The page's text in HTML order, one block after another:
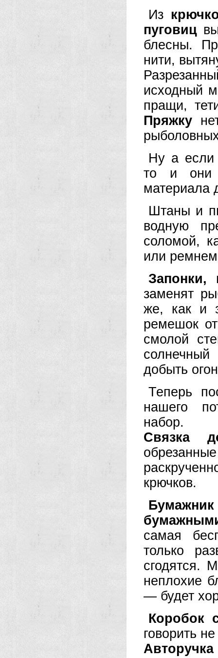
Из
пуговиц
блесны.
нити,
исходный
пращи,
Пряжку
Ну а если
то и они
материала
Штаны и
водную
соломой,
или
Запонки,
заменят
же, как и
ремешок
смолой
добыть
Теперь
нашего
набор.
Связка
крючков.
самая
только
сгодятся.
неплохие
— будет
Коробок
говорить
Авторучка